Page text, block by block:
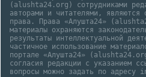
(alushta24.org) сотрудниками
авторами и читателями, являются
права. Права «Алушта24»
материалы охраняются
результаты интеллектуальной
частичное использование
портале «Алушта24»
согласия редакции с указанием
вопросы можно задать по адресу